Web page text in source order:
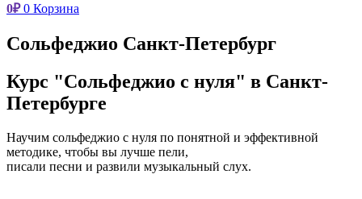
0₽ 0 Корзина
Сольфеджио Санкт-Петербург
Курс "Сольфеджио с нуля" в Санкт-
Петербурге
Научим сольфеджио с нуля по понятной и эффективной
методике, чтобы вы лучше пели,
писали песни и развили музыкальный слух.